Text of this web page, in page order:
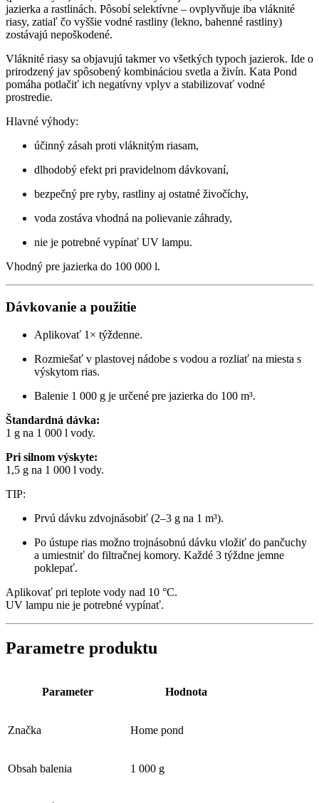
jazierka a rastlinách. Pôsobí selektívne – ovplyvňuje iba vláknité
riasy, zatiaľ čo vyššie vodné rastliny (lekno, bahenné rastliny)
zostávajú nepoškodené.
Vláknité riasy sa objavujú takmer vo všetkých typoch jazierok. Ide o
prirodzený jav spôsobený kombináciou svetla a živín. Kata Pond
pomáha potlačiť ich negatívny vplyv a stabilizovať vodné
prostredie.
Hlavné výhody:
účinný zásah proti vláknitým riasam,
dlhodobý efekt pri pravidelnom dávkovaní,
bezpečný pre ryby, rastliny aj ostatné živočíchy,
voda zostáva vhodná na polievanie záhrady,
nie je potrebné vypínať UV lampu.
Vhodný pre jazierka do 100 000 l.
Dávkovanie a použitie
Aplikovať 1× týždenne.
Rozmiešať v plastovej nádobe s vodou a rozliať na miesta s
výskytom rias.
Balenie 1 000 g je určené pre jazierka do 100 m³.
Štandardná dávka:
1 g na 1 000 l vody.
Pri silnom výskyte:
1,5 g na 1 000 l vody.
TIP:
Prvú dávku zdvojnásobiť (2–3 g na 1 m³).
Po ústupe rias možno trojnásobnú dávku vložiť do pančuchy
a umiestniť do filtračnej komory. Každé 3 týždne jemne
poklepať.
Aplikovať pri teplote vody nad 10 °C.
UV lampu nie je potrebné vypínať.
Parametre produktu
Parameter Hodnota
Značka Home pond
Obsah balenia 1 000 g